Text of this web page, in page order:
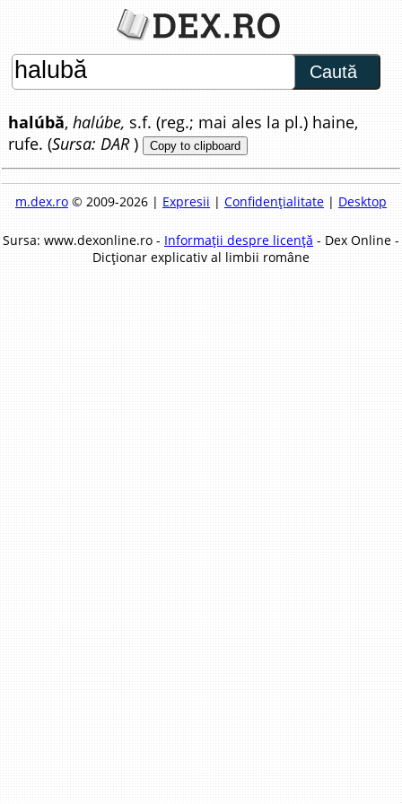
Caută
halúbă,halúbe, s.f. (reg.; mai ales la pl.) haine,
rufe. (Sursa: DAR) Copy to clipboard
m.dex.ro© 2009-2026 | Expresii | Confidențialitate| Desktop
Sursa: www.dexonline.ro - Informații despre licență - Dex Online -
Dicționar explicativ al limbii române